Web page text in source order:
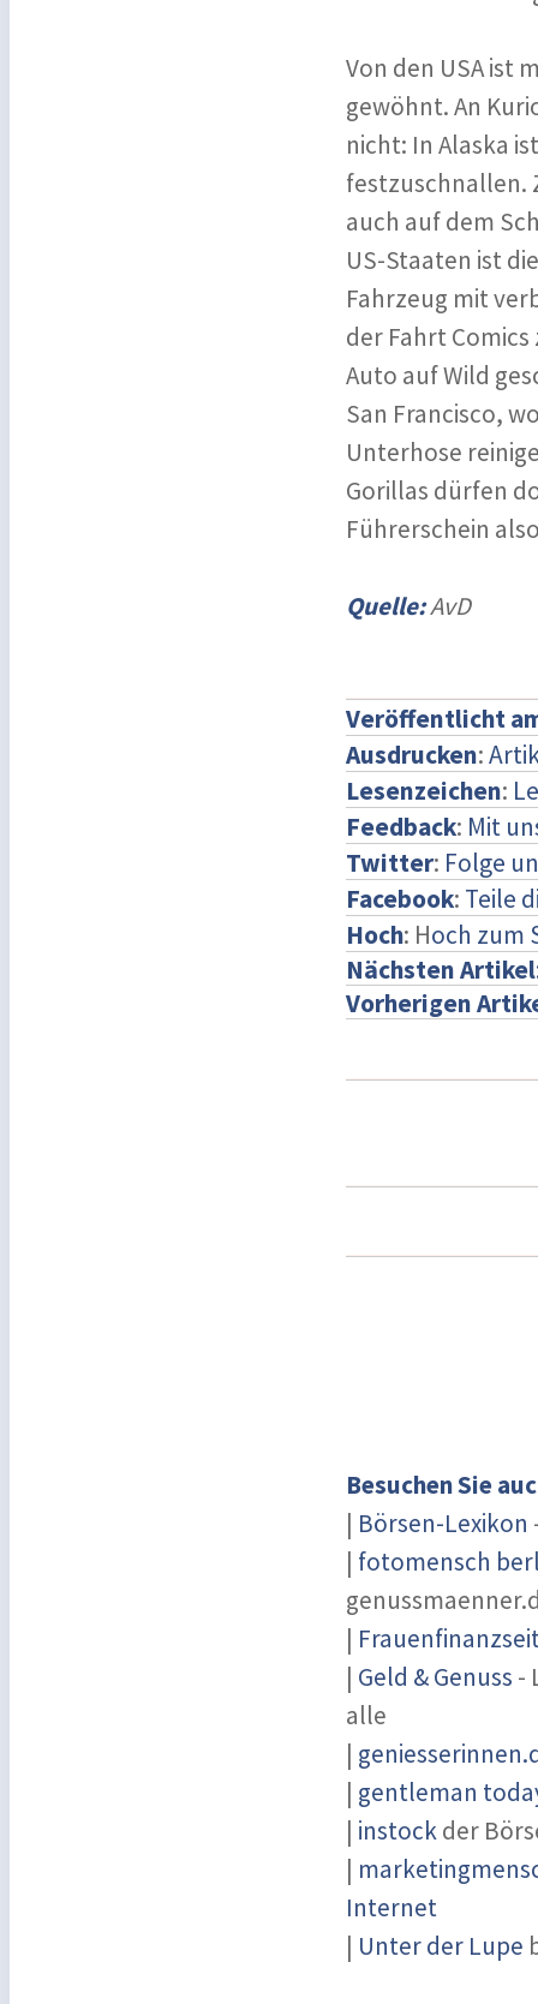
Von den USA ist
gewöhnt. An
nicht: In Alaska
festzuschnallen.
auch auf dem
US-Staaten ist
Fahrzeug mit
der Fahrt
Auto auf Wild
San Francisco,
Unterhose
Gorillas dürfen
Führerschein
Quelle:AvD
Veröffentlicht
Ausdrucken:
Lesenzeichen:
Feedback: Mit
Twitter: Folge
Facebook: Teile
Hoch: Hoch zum
Nächsten Artikel
Vorherigen
Besuchen Sie
| Börsen-Lexikon
| fotomensch
|
| Geld & Genuss -
alle
|
| gentleman
| instockder
|
Internet
| Unter der Lupe